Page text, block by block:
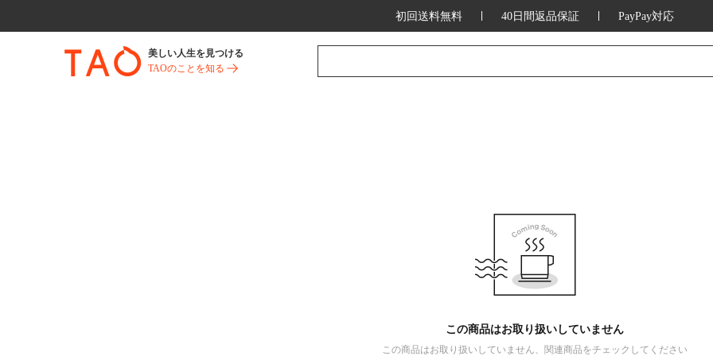
初回送料無料 40日間返品保証 PayPay対応
美しい人生を見つける
TAOのことを知る
この商品はお取り扱いしていません
この商品はお取り扱いしていません、関連商品をチェックしてください